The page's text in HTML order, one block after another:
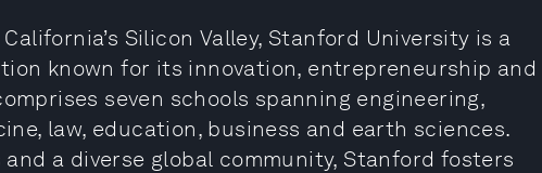
Silicon Valley, Stanford University is a
known for its innovation, entrepreneurship and
seven schools spanning engineering,
law, education, business and earth sciences.
a diverse global community, Stanford fosters